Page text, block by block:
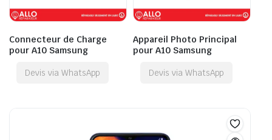
Connecteur de Charge
pour A10 Samsung
Devis via WhatsApp
Appareil Photo Principal
pour A10 Samsung
Devis via WhatsApp